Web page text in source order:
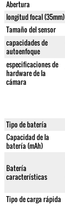
Abertura
longitud focal (35mm)
Tamaño del sensor
capacidades de
autoenfoque
especificaciones de
hardware de la
cámara
Tipo de batería
Capacidad de la
batería (mAh)
Batería
características
Tipo de carga rápida